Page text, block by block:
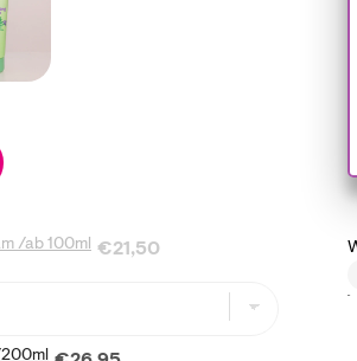
for bundle
/ab 100ml Price
€21,50